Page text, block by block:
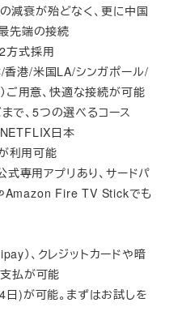
減衰が殆どなく、更に中国
先端の接続
方式採用
香港/米国LA/シンガポール/
ご用意、快適な接続が可能
で、5つの選べるコース
日本
利用可能
専用アプリあり、サードパ
Amazon Fire TV Stickでも
）、クレジットカードや暗
払が可能
)が可能。まずはお試しを